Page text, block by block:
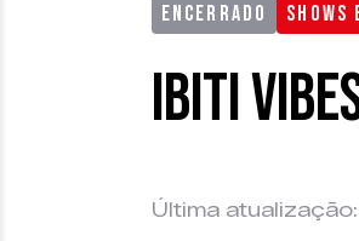
ENCERRADO SHOWS
Ibiti
Última